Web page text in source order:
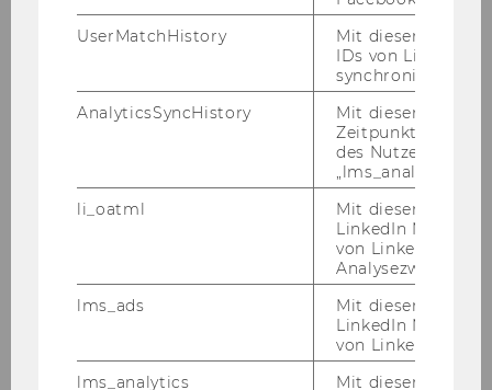
georg.kofler@wu.ac.at
00 43 1 313 36 5965
UserMatchHistory
Mit diesem
IDs von LinkedIn
synchronisiert.
AnalyticsSyncHistory
Mit diesem
Zeitpunkt der
des Nutzers mit
„lms_analytics“
li_oatml
Mit diesem
LinkedIn
von LinkedIn zu
Analysezwecke
lms_ads
Mit diesem
LinkedIn
von LinkedIn
lms_analytics
Mit diesem